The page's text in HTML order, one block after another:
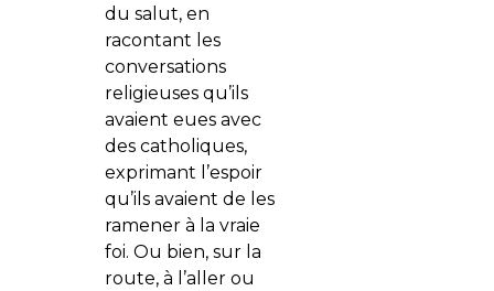
du salut, en
racontant les
conversations
religieuses qu’ils
avaient eues avec
des catholiques,
exprimant l’espoir
qu’ils avaient de les
ramener à la vraie
foi. Ou bien, sur la
route, à l’aller ou